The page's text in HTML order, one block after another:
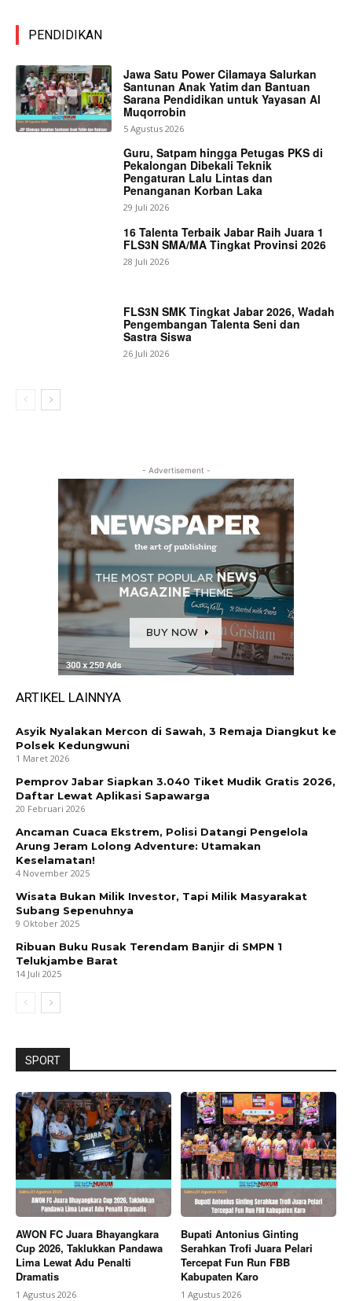
PENDIDIKAN
Jawa Satu Power Cilamaya Salurkan
Santunan Anak Yatim dan Bantuan
Sarana Pendidikan untuk Yayasan Al
Muqorrobin
5 Agustus 2026
Guru, Satpam hingga Petugas PKS di
Pekalongan Dibekali Teknik
Pengaturan Lalu Lintas dan
Penanganan Korban Laka
29 Juli 2026
16 Talenta Terbaik Jabar Raih Juara 1
FLS3N SMA/MA Tingkat Provinsi 2026
28 Juli 2026
FLS3N SMK Tingkat Jabar 2026, Wadah
Pengembangan Talenta Seni dan
Sastra Siswa
26 Juli 2026
- Advertisement -
ARTIKEL LAINNYA
Asyik Nyalakan Mercon di Sawah, 3 Remaja Diangkut ke
Polsek Kedungwuni
1 Maret 2026
Pemprov Jabar Siapkan 3.040 Tiket Mudik Gratis 2026,
Daftar Lewat Aplikasi Sapawarga
20 Februari 2026
Ancaman Cuaca Ekstrem, Polisi Datangi Pengelola
Arung Jeram Lolong Adventure: Utamakan
Keselamatan!
4 November 2025
Wisata Bukan Milik Investor, Tapi Milik Masyarakat
Subang Sepenuhnya
9 Oktober 2025
Ribuan Buku Rusak Terendam Banjir di SMPN 1
Telukjambe Barat
14 Juli 2025
SPORT
AWON FC Juara Bhayangkara
Cup 2026, Taklukkan Pandawa
Lima Lewat Adu Penalti
Dramatis
1 Agustus 2026
Bupati Antonius Ginting
Serahkan Trofi Juara Pelari
Tercepat Fun Run FBB
Kabupaten Karo
1 Agustus 2026